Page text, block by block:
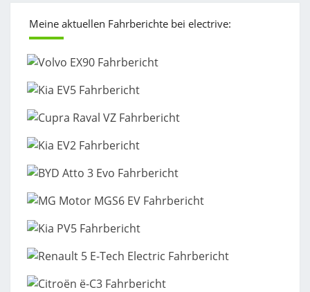
Meine aktuellen Fahrberichte bei electrive: